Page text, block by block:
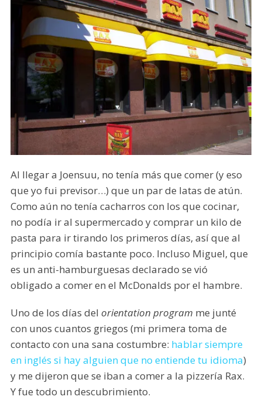
Al llegar a Joensuu, no tenía más que comer (y eso
que yo fui previsor…) que un par de latas de atún.
Como aún no tenía cacharros con los que cocinar,
no podía ir al supermercado y comprar un kilo de
pasta para ir tirando los primeros días, así que al
principio comía bastante poco. Incluso Miguel, que
es un anti-hamburguesas declarado se vió
obligado a comer en el McDonalds por el hambre.
Uno de los días del orientation program me junté
con unos cuantos griegos (mi primera toma de
contacto con una sana costumbre: hablar siempre
en inglés si hay alguien que no entiende tu idioma)
y me dijeron que se iban a comer a la pizzería Rax.
Y fue todo un descubrimiento.